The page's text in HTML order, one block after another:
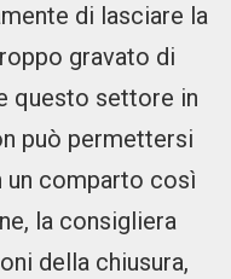
di lasciare la
gravato di
questo settore in
può permettersi
un comparto così
la consigliera
della chiusura,